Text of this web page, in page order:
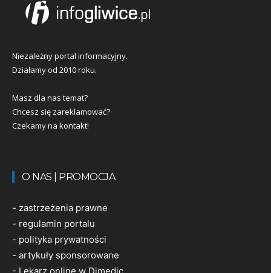
Niezależny portal informacyjny.
Działamy od 2010 roku.
Masz dla nas temat?
Chcesz się zareklamować?
Czekamy na kontakt!
O NAS | PROMOCJA
- zastrzeżenia prawne
- regulamin portalu
- polityka prywatności
- artykuły sponsorowane